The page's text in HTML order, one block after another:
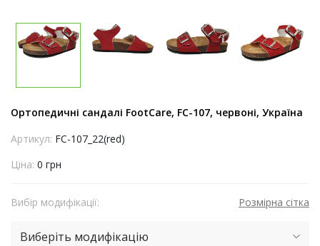
Ортопедичні сандалі FootCare, FC-107, червоні, Україна
Артикул: FC-107_22(red)
Ціна: 0 грн
Вибір модифікації: Розмірна сітка
Виберіть модифікацію